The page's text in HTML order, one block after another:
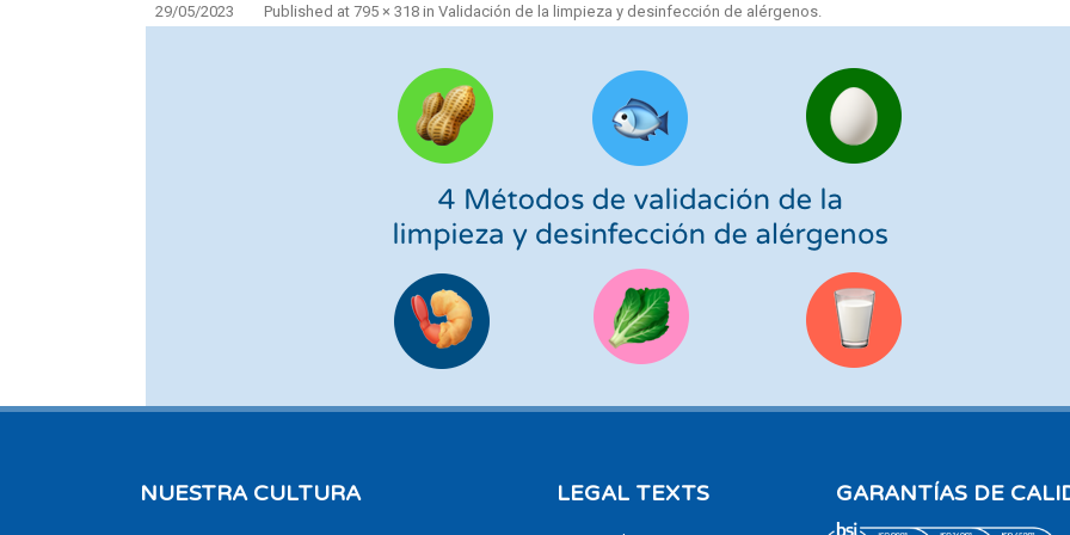
Published
29/05/2023 at 795 × 318 in Validación de la limpieza y desinfección de alérgenos
NUESTRA CULTURA LEGAL TEXTS GARANTÍAS DE